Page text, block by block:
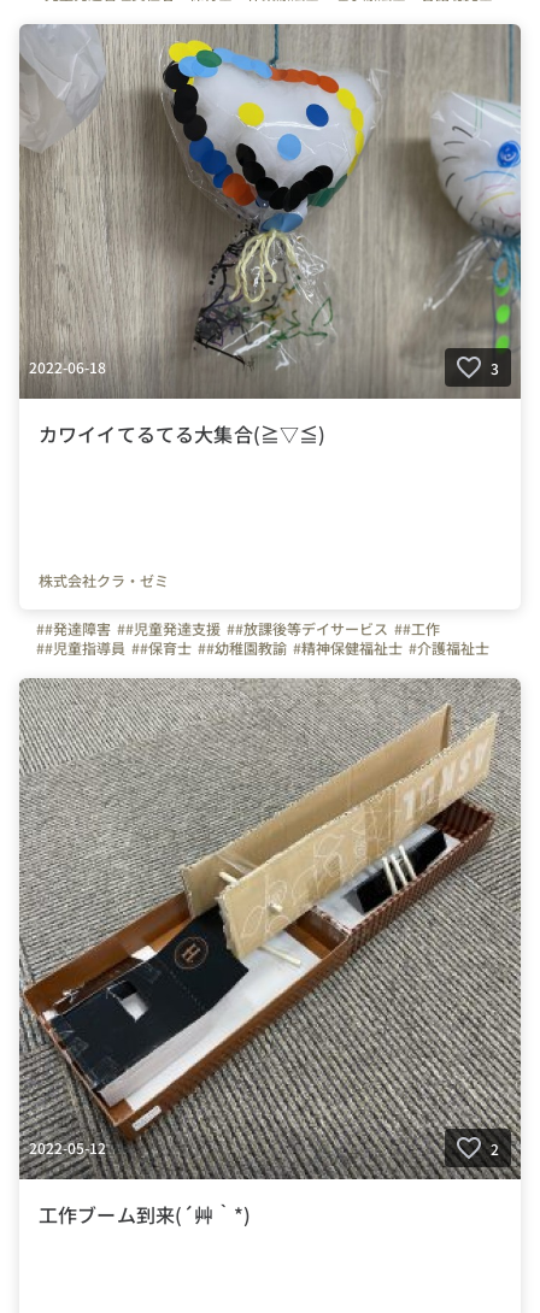
#介護福祉士 #幼稚園教諭 #小学校教諭
#広汎性発達障害 #精神発達遅滞 #協調性運動障害
#LDs
#PDD #MR
2022-06-18 3
カワイイてるてる大集合(≧▽≦)
株式会社クラ・ゼミ
##発達障害 ##児童発達支援 ##放課後等デイサービス ##工作
##児童指導員 ##保育士 ##幼稚園教諭 #精神保健福祉士 #介護福祉士
#自閉症スペクトラム #広汎性発達障害 #注意欠陥多動性障害
#精神発達遅滞 #学習障害
2022-05-12 2
工作ブーム到来(´艸｀*)